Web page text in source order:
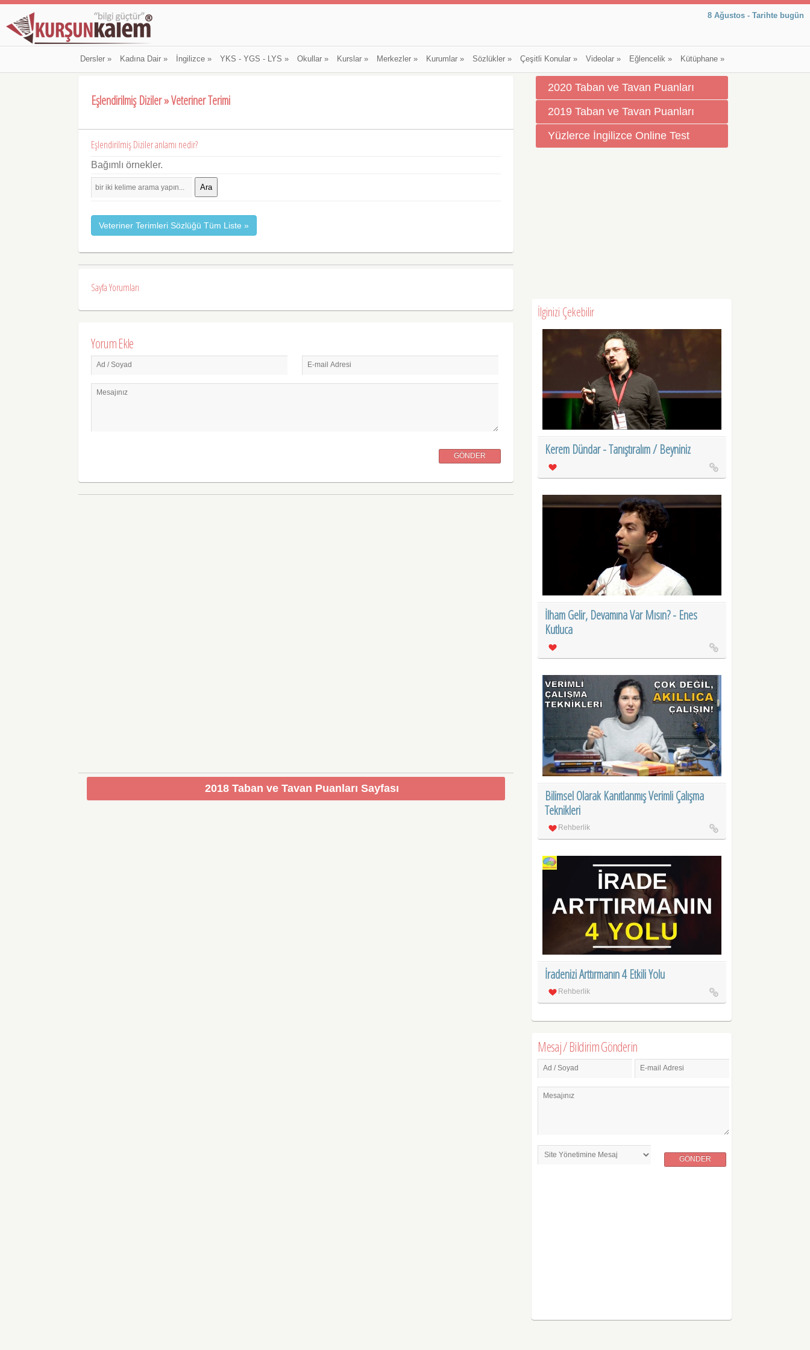
8 Ağustos - Tarihte bugün
Dersler» Kadına Dair» İngilizce» YKS - YGS - LYS » Okullar» Kurslar» Merkezler» Kurumlar» Sözlükler» Çeşitli Konular» Videolar» Eğlencelik» Kütüphane»
Eşlendirilmiş Diziler » Veteriner Terimi
Eşlendirilmiş Diziler anlamı nedir?
Bağımlı örnekler.
Ara
Veteriner Terimleri Sözlüğü Tüm Liste »
Sayfa Yorumları
Yorum Ekle
Ad / Soyad E-mail Adresi
Mesajınız
GÖNDER
2018 Taban ve Tavan Puanları Sayfası
2020 Taban ve Tavan Puanları
2019 Taban ve Tavan Puanları
Yüzlerce İngilizce Online Test
İlginizi Çekebilir
Kerem Dündar - Tanıştıralım / Beyniniz
İlham Gelir, Devamına Var Mısın? - Enes
Kutluca
Bilimsel Olarak Kanıtlanmış Verimli Çalışma
Teknikleri
Rehberlik
İradenizi Arttırmanın 4 Etkili Yolu
Rehberlik
Mesaj / Bildirim Gönderin
Ad / Soyad E-mail Adresi
Mesajınız
GÖNDER